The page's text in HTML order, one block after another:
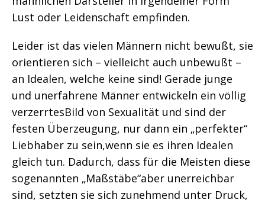
Lust oder Leidenschaft empfinden.
Leider ist das vielen Männern nicht bewußt, sie
orientieren sich – vielleicht auch unbewußt –
an Idealen, welche keine sind! Gerade junge
und unerfahrene Männer entwickeln ein völlig
verzerrtesBild von Sexualität und sind der
festen Überzeugung, nur dann ein „perfekter“
Liebhaber zu sein,wenn sie es ihren Idealen
gleich tun. Dadurch, dass für die Meisten diese
sogenannten „Maßstäbe“aber unerreichbar
sind, setzten sie sich zunehmend unter Druck,